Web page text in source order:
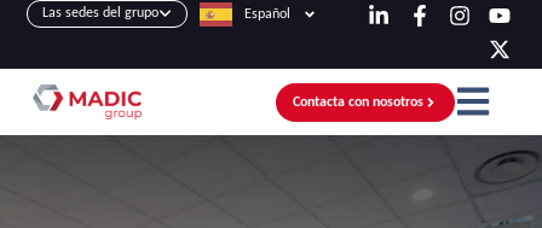
Las sedes del grupo Español
Contacta con nosotros